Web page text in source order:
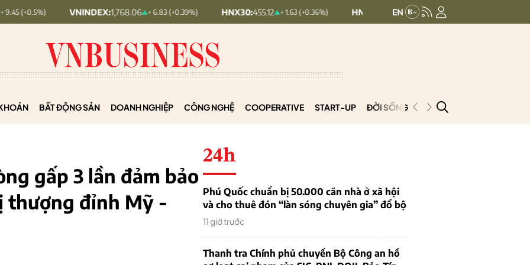
VNINDEX: 1,768.06 + 6.83 (+0.39%) HNX30:455.12 + 1.63 (+0.36%) HNXINDEX: 293.44 + 0.25 (+0.09%)
BẤT ĐỘNG SẢN DOANH NGHIỆP CÔNG NGHỆ COOPERATIVE START-UP ĐỜI SỐNG PODCAST
gấp 3 lần đảm bảo
thượng đỉnh Mỹ -
24h
Phú Quốc chuẩn bị 50.000 căn nhà ở xã hội
và cho thuê đón “làn sóng chuyên gia” đổ bộ
11 giờ trước
Thanh tra Chính phủ chuyển Bộ Công an hồ